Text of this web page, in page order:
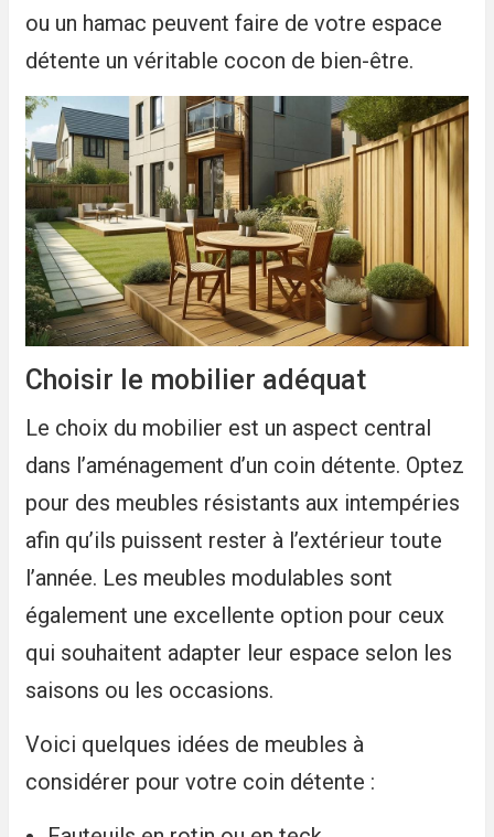
ou un hamac peuvent faire de votre espace
détente un véritable cocon de bien-être.
Choisir le mobilier adéquat
Le choix du mobilier est un aspect central
dans l’aménagement d’un coin détente. Optez
pour des meubles résistants aux intempéries
afin qu’ils puissent rester à l’extérieur toute
l’année. Les meubles modulables sont
également une excellente option pour ceux
qui souhaitent adapter leur espace selon les
saisons ou les occasions.
Voici quelques idées de meubles à
considérer pour votre coin détente :